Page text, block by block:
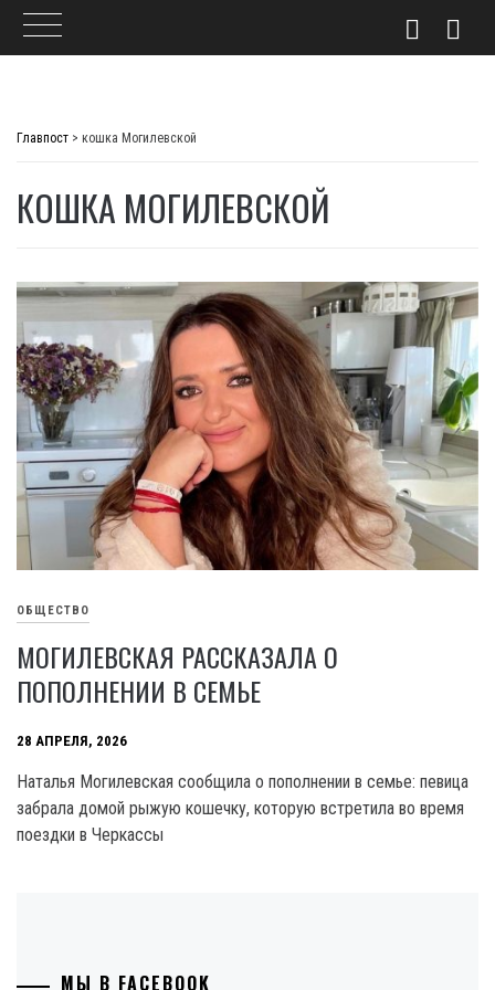
Главпост > кошка Могилевской
КОШКА МОГИЛЕВСКОЙ
ОБЩЕСТВО
МОГИЛЕВСКАЯ РАССКАЗАЛА О
ПОПОЛНЕНИИ В СЕМЬЕ
28 АПРЕЛЯ, 2026
Наталья Могилевская сообщила о пополнении в семье: певица
забрала домой рыжую кошечку, которую встретила во время
поездки в Черкассы
МЫ В FACEBOOK